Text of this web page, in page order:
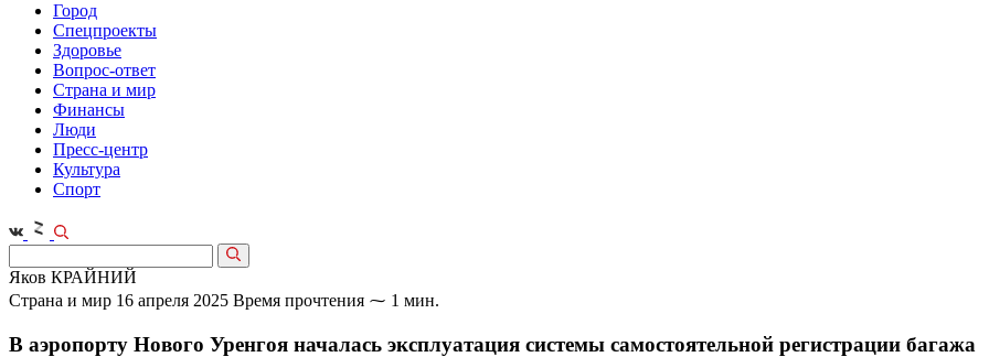
Город
Спецпроекты
Здоровье
Вопрос-ответ
Страна и мир
Финансы
Люди
Пресс-центр
Культура
Спорт
Яков КРАЙНИЙ
Страна и мир 16 апреля 2025 Время прочтения ⁓ 1 мин.
В аэропорту Нового Уренгоя началась эксплуатация системы самостоятельной регистрации багажа